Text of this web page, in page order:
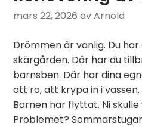
mars 22, 2026 av Arnold
Drömmen är vanlig. Du
skärgården. Där har du
barnsben. Där har dina
att ro, att krypa in i vassen.
Barnen har flyttat. Ni
Problemet?